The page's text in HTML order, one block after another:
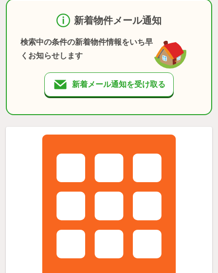
新着物件メール通知
検索中の条件の新着物件情報をいち早
くお知らせします
新着メール通知を受け取る